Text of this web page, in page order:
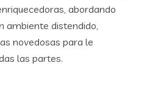
abordando
ambiente distendido,
novedosas para le
las partes.